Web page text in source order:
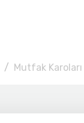
Mutfak Karoları